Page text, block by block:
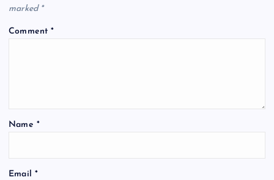
i
i
o
marked *
Comment*
Name *
Email *